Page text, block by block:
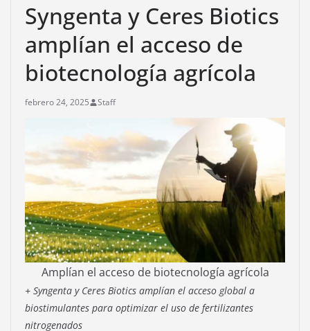
Syngenta y Ceres Biotics
amplían el acceso de
biotecnología agrícola
febrero 24, 2025 Staff
Amplían el acceso de biotecnología agrícola
+ Syngenta y Ceres Biotics amplían el acceso global a
biostimulantes para optimizar el uso de fertilizantes
nitrogenados